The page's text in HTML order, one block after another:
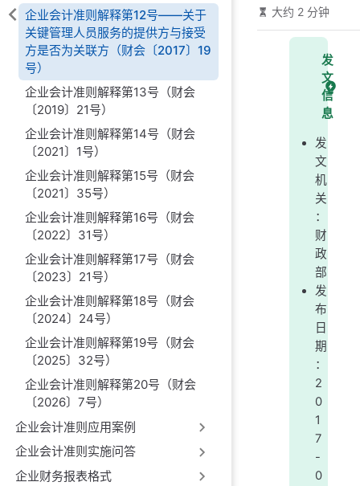
企业会计准则解释第12号——关于
关键管理人员服务的提供方与接受
方是否为关联方（财会〔2017〕19
号）
企业会计准则解释第13号（财会
〔2019〕21号）
企业会计准则解释第14号（财会
〔2021〕1号）
企业会计准则解释第15号（财会
〔2021〕35号）
企业会计准则解释第16号（财会
〔2022〕31号）
企业会计准则解释第17号（财会
〔2023〕21号）
企业会计准则解释第18号（财会
〔2024〕24号）
企业会计准则解释第19号（财会
〔2025〕32号）
企业会计准则解释第20号（财会
〔2026〕7号）
企业会计准则应用案例
企业会计准则实施问答
企业财务报表格式
大约 2 分钟
发
文
信
息
发
文
机
关
：
财
政
部
发
布
日
期
：
2
0
1
7
-
0